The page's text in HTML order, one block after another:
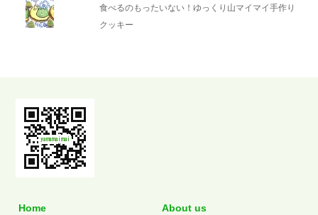
食べるのもったいない！ゆっくり山マイマイ手作り
クッキー
Home About us